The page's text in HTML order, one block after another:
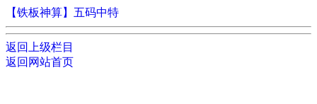
【铁板神算】五码中特
返回上级栏目
返回网站首页